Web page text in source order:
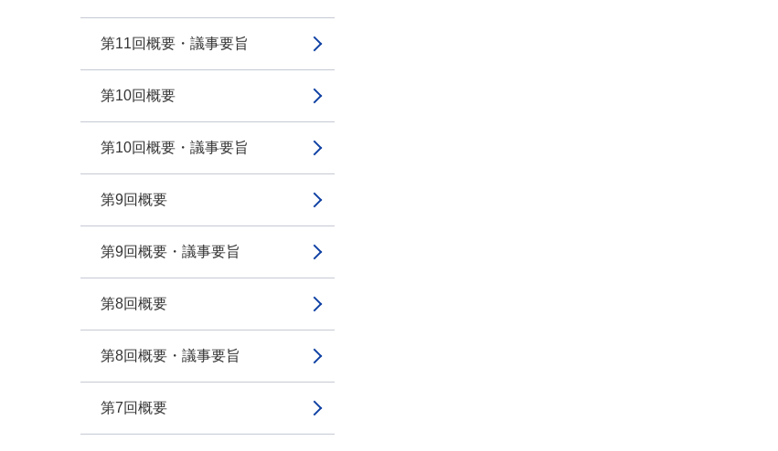
第11回概要・議事要旨
第10回概要
第10回概要・議事要旨
第9回概要
第9回概要・議事要旨
第8回概要
第8回概要・議事要旨
第7回概要